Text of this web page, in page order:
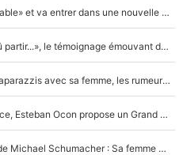
F1 - Alpine signe un accord «impensable» et va entrer dans une nouvelle dimension : Grande nouvelle pour Pierre Gasly !
F1 : « Je lui ai fait un câlin, puis j’ai dû partir...», le témoignage émouvant de Max Verstappen sur sa fille
F1 : Charles Leclerc surpris par les paparazzis avec sa femme, les rumeurs étaient vraies !
Comme pour le final du Tour de France, Esteban Ocon propose un Grand Prix de Formule 1 à Paris : «Autour de l’Arc de Triomphe, ce serait génial» !
Nouvelle rumeur autour de la santé de Michael Schumacher : Sa femme Corinna sort du silence